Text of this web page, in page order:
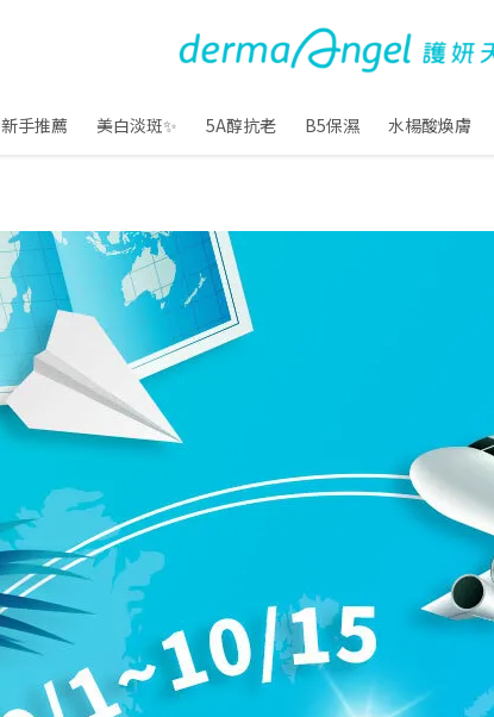
新手推薦 美白淡斑✨ 5A醇抗老 B5保濕 水楊酸煥膚